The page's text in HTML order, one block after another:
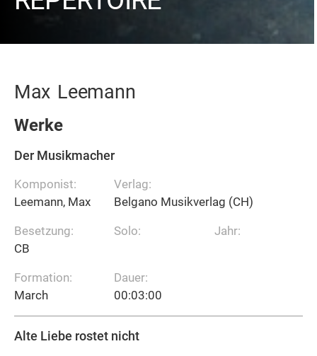
Max Leemann
Werke
Der Musikmacher
Komponist:
Leemann, Max
Besetzung:
CB
Formation:
March
Verlag:
Belgano Musikverlag (CH)
Solo:
Dauer:
00:03:00
Jahr:
Alte Liebe rostet nicht